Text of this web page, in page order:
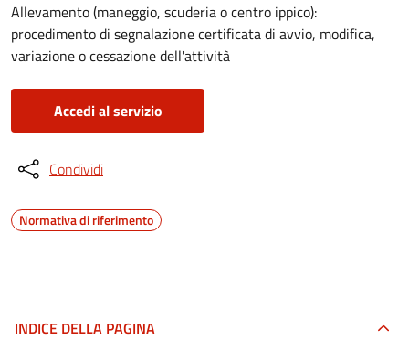
Allevamento (maneggio, scuderia o centro ippico):
procedimento di segnalazione certificata di avvio, modifica,
variazione o cessazione dell'attività
Accedi al servizio
Condividi
Normativa di riferimento
INDICE DELLA PAGINA